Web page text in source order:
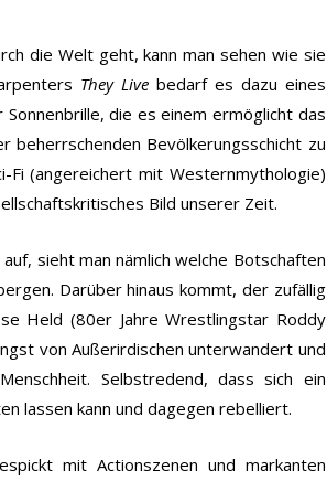
die Welt geht, kann man sehen wie sie
They Livebedarf es dazu eines
die es einem ermöglicht das
beherrschenden Bevölkerungsschicht zu
Fi (angereichert mit Westernmythologie)
Bild unserer Zeit.
sieht man nämlich welche Botschaften
Darüber hinaus kommt, der zufällig
Held (80er Jahre Wrestlingstar Roddy
von Außerirdischen unterwandert und
Selbstredend, dass sich ein
lassen kann und dagegen rebelliert.
mit Actionszenen und markanten